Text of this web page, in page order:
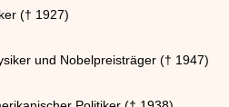
(† 1927)
und Nobelpreisträger († 1947)